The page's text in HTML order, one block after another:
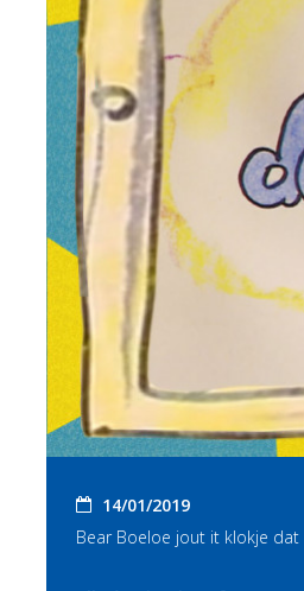
14/01/2019
Bear Boeloe jout it klokje dat